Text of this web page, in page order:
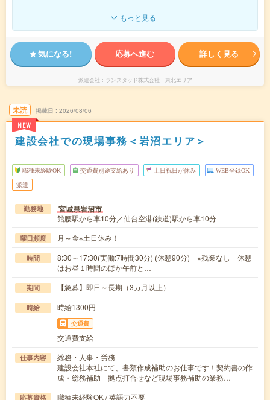
もっと見る
気になる! 応募へ進む 詳しく見る
派遣会社 ランスタッド株式会社 東北エリア
未読
NEW
掲載日 2026/08/06
建設会社での現場事務＜岩沼エリア＞
職種未経験OK 交通費別途支給あり 土日祝日が休み WEB登録OK
派遣
勤務地 宮城県岩沼市
館腰駅から車10分／仙台空港(鉄道)駅から車10分
曜日頻度 月～金※土日休み！
時間
8:30～17:30(実働:7時間30分) (休憩90分) ※残業なし 休憩
はお昼１時間のほか午前と…
期間 【急募】即日～長期（3カ月以上）
時給 時給1300円
交通費
交通費支給
仕事内容
総務・人事・労務
建設会社本社にて、書類作成補助のお仕事です！契約書の作
成・総務補助 拠点打合せなど現場事務補助の業務…
応募資格 職種未経験OK / 英語力不要